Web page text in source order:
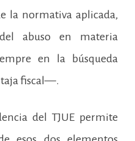
la normativa aplicada,
abuso en materia
en la búsqueda
fiscal—.
del TJUE permite